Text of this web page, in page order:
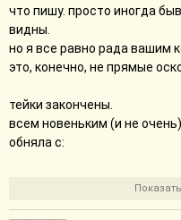
что пишу. просто иногда
видны.
но я все равно рада вашим
это, конечно, не прямые
тейки закончены.
всем новеньким (и не
обняла с: